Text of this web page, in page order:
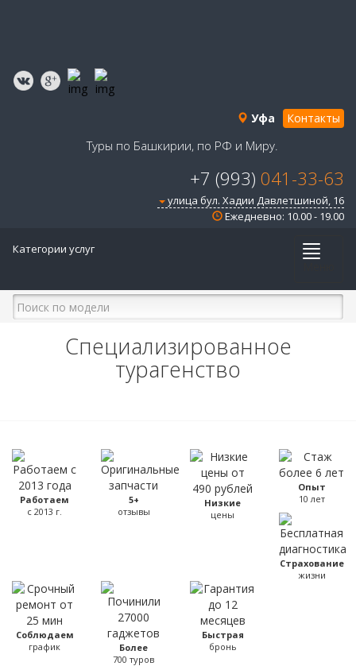
Уфа Контакты
Туры по Башкирии, по РФ и Миру.
+7 (993) 041-33-63
улица бул. Хадии Давлетшиной, 16
Ежедневно: 10.00 - 19.00
Категории услуг
Специализированное
турагенство
Работаем
с 2013 г.
5+
отзывы
Низкие
цены
Опыт
10 лет
Страхование
жизни
Соблюдаем
график
Более
700 туров
Быстрая
бронь